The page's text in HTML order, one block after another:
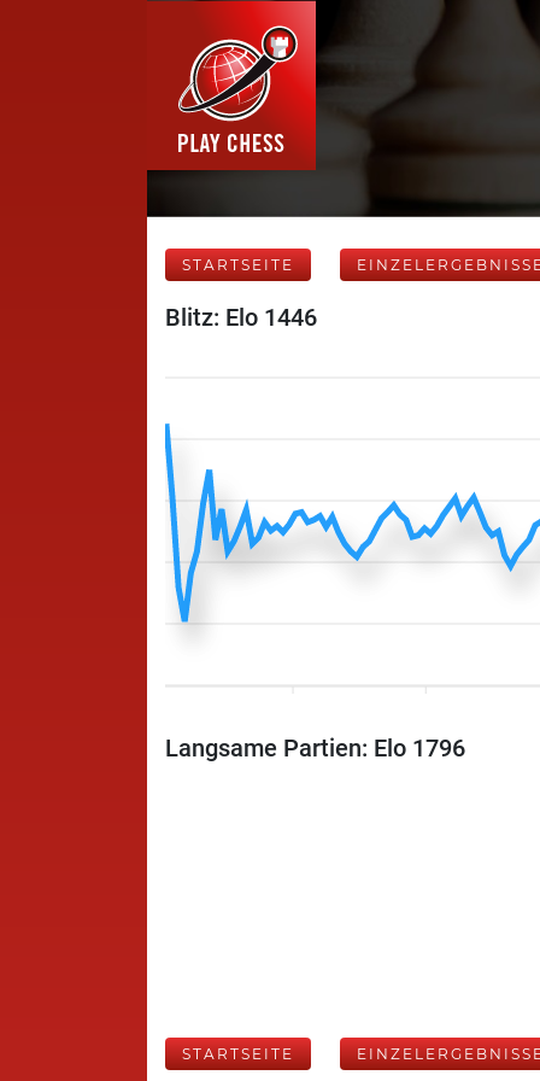
STARTSEITE
Blitz: Elo 1446
Langsame Partien: Elo 1796
STARTSEITE